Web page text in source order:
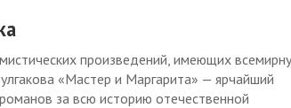
произведений, имеющих
«Мастер и Маргарита» — ярчайший
за всю историю отечественной